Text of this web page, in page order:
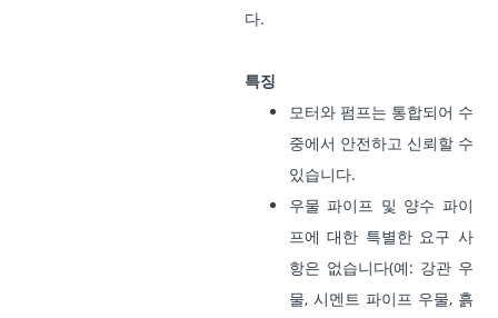
다.
특징
모터와 펌프는 통합되어 수
중에서 안전하고 신뢰할 수
있습니다.
우물 파이프 및 양수 파이
프에 대한 특별한 요구 사
항은 없습니다(예: 강관 우
물, 시멘트 파이프 우물, 흙